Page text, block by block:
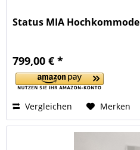
Status MIA Hochkommode
799,00 € *
Vergleichen Merken